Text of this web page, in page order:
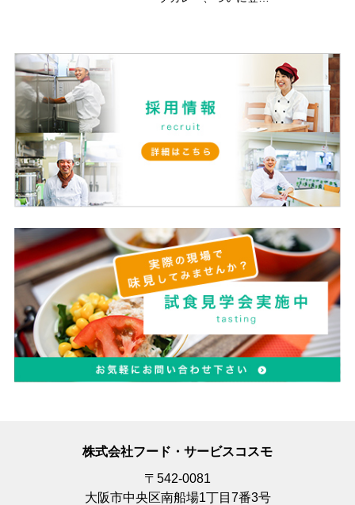
株式会社フード・サービスコスモ
〒542-0081
大阪市中央区南船場1丁目7番3号